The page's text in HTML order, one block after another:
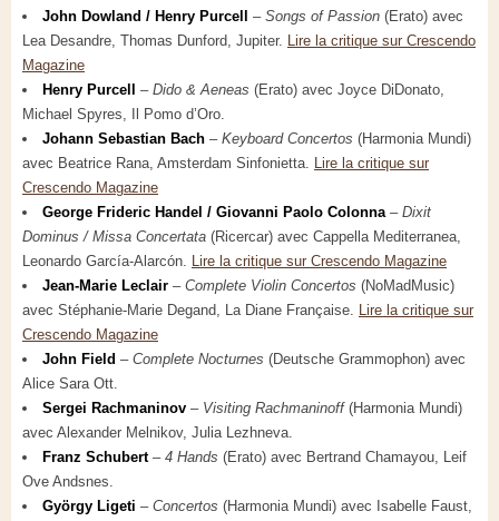
John Dowland / Henry Purcell
– Songs of Passion (Erato) avec
Lea Desandre, Thomas Dunford, Jupiter. Lire la critique sur Crescendo
Magazine
Henry Purcell
– Dido & Aeneas (Erato) avec Joyce DiDonato,
Michael Spyres, Il Pomo d’Oro.
Johann Sebastian Bach – Keyboard Concertos (Harmonia Mundi)
avec Beatrice Rana, Amsterdam Sinfonietta. Lire la critique sur
Crescendo Magazine
George Frideric Handel / Giovanni Paolo Colonna– Dixit
Dominus / Missa Concertata (Ricercar) avec Cappella Mediterranea,
Leonardo García-Alarcón. Lire la critique sur Crescendo Magazine
Jean-Marie Leclair – Complete Violin Concertos (NoMadMusic)
avec Stéphanie-Marie Degand, La Diane Française. Lire la critique sur
Crescendo Magazine
John Field – Complete Nocturnes (Deutsche Grammophon) avec
Alice Sara Ott.
Sergei Rachmaninov – Visiting Rachmaninoff(Harmonia Mundi)
avec Alexander Melnikov, Julia Lezhneva.
Franz Schubert– 4 Hands (Erato) avec Bertrand Chamayou, Leif
Ove Andsnes.
György Ligeti – Concertos (Harmonia Mundi) avec Isabelle Faust,